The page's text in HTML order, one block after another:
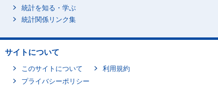
統計を知る・学ぶ
統計関係リンク集
サイトについて
このサイトについて
利用規約
プライバシーポリシー